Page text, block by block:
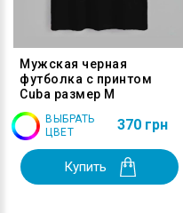
Мужская черная
футболка с принтом
Cuba размер M
ВЫБРАТЬ
ЦВЕТ
370 грн
Купить